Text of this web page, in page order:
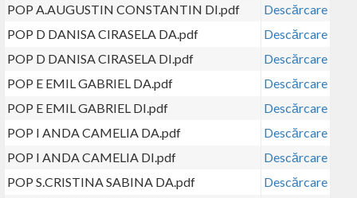
POP A.AUGUSTIN CONSTANTIN DI.pdf
Descărcare
POP D DANISA CIRASELA DA.pdf
Descărcare
POP D DANISA CIRASELA DI.pdf
Descărcare
POP E EMIL GABRIEL DA.pdf
Descărcare
POP E EMIL GABRIEL DI.pdf
Descărcare
POP I ANDA CAMELIA DA.pdf
Descărcare
POP I ANDA CAMELIA DI.pdf
Descărcare
POP S.CRISTINA SABINA DA.pdf
Descărcare